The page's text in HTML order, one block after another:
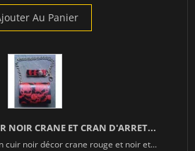
Au Panier
NOIR CRANE ET CRAN D'ARRET...
cuir noir décor crane rouge et noir et...